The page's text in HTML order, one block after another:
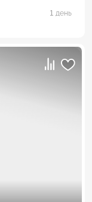
1 день